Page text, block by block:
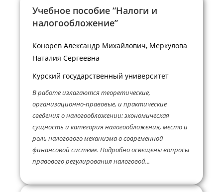
Учебное пособие “Налоги и
налогообложение”
Конорев Александр Михайлович, Меркулова
Наталия Сергеевна
Курский государственный университет
В работе излагаются теоретические,
организационно-правовые, и практические
сведения о налогообложении: экономическая
сущность и категория налогообложения, место и
роль налогового механизма в современной
финансовой системе. Подробно освещены вопросы
правового регулирования налоговой...